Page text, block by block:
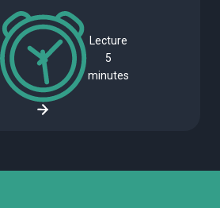
Lecture
5
minutes